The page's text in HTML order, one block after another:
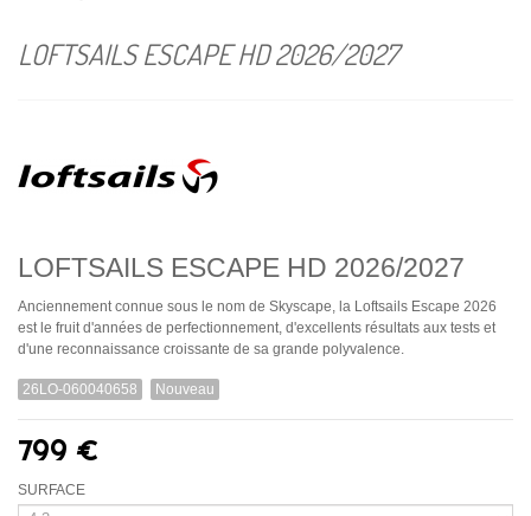
LOFTSAILS ESCAPE HD 2026/2027
LOFTSAILS ESCAPE HD 2026/2027
Anciennement connue sous le nom de Skyscape, la Loftsails Escape 2026
est le fruit d'années de perfectionnement, d'excellents résultats aux tests et
d'une reconnaissance croissante de sa grande polyvalence.
26LO-060040658 Nouveau
799 €
SURFACE